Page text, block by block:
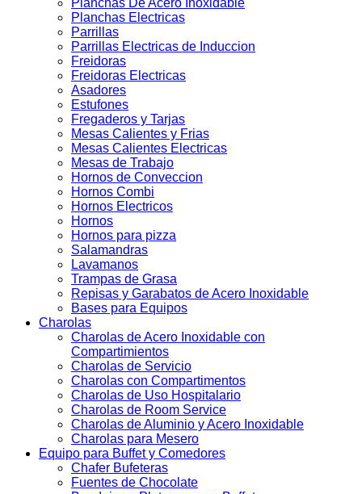
Planchas De Acero Inoxidable
Planchas Electricas
Parrillas
Parrillas Electricas de Induccion
Freidoras
Freidoras Electricas
Asadores
Estufones
Fregaderos y Tarjas
Mesas Calientes y Frias
Mesas Calientes Electricas
Mesas de Trabajo
Hornos de Conveccion
Hornos Combi
Hornos Electricos
Hornos
Hornos para pizza
Salamandras
Lavamanos
Trampas de Grasa
Repisas y Garabatos de Acero Inoxidable
Bases para Equipos
Charolas
Charolas de Acero Inoxidable con
Compartimientos
Charolas de Servicio
Charolas con Compartimentos
Charolas de Uso Hospitalario
Charolas de Room Service
Charolas de Aluminio y Acero Inoxidable
Charolas para Mesero
Equipo para Buffet y Comedores
Chafer Bufeteras
Fuentes de Chocolate